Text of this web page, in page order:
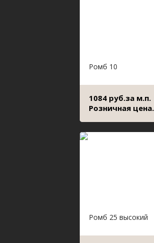
Ромб 10
1084 руб.за м.п.
Розничная цена.
Ромб 25 высокий